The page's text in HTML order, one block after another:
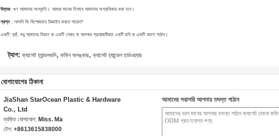
উত্তর: গুণ আমাদের সংস্কৃতি। আমরা মানের হিসাবে আমাদের অগ্রাধিকার করা হবে।
প্রশ্ন : আপনি কি বিশেষভাবে ডিজাইন করতে পারেন?
একটি: হ্যাঁ, শুধু আমাদের বিবরণ বা একটি স্কেচ বা আপনার প্রয়োজনীয়তা একটি ছবি বা একটি ধারণা পাঠান।
ট্যাগ: ক্যাসেট হ্যান্ডলগুলি, কফিন অলঙ্কার, ক্যাসেট হ্যান্ডেল হার্ডওয়্যার
যোগাযোগের ঠিকানা
JiaShan StarOcean Plastic & Hardware
Co., Ltd
ব্যক্তি যোগাযোগ: Miss. Ma
টেল: +8613615838000
আমাদের সরাসরি আপনার তদন্ত পাঠান